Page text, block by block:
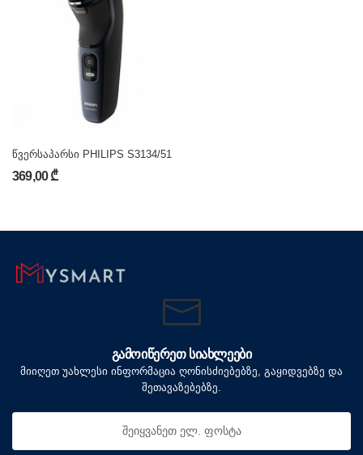
წვერსაპარსი PHILIPS S3134/51
369,00 ₾
ᲒᲐᲛᲝᲘᲬᲔᲠᲔᲗ ᲡᲘᲐᲮᲚᲔᲔᲑᲘ
მიიღეთ უახლესი ინფორმაცია ღონისძიებებზე, გაყიდვებზე და
შეთავაზებებზე.